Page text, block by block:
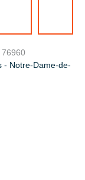
76960
- Notre-Dame-de-